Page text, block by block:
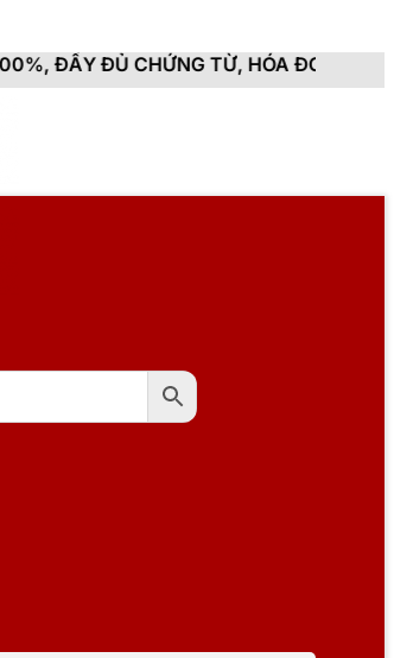
TỪ, HÓA ĐƠN VAT